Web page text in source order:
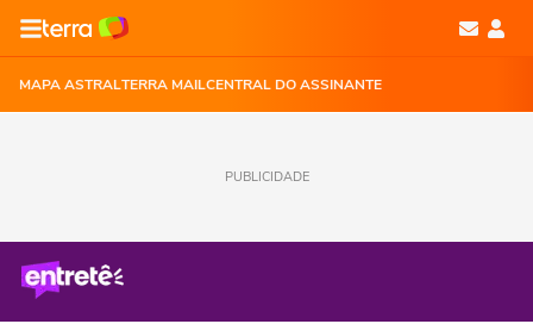
MAPA ASTRALTERRA MAILCENTRAL DO ASSINANTE
PUBLICIDADE